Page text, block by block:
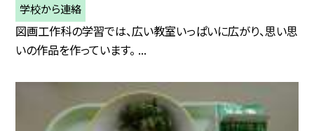
学校から連絡
図画工作科の学習では、広い教室いっぱいに広がり、思い思
いの作品を作っています。 ...